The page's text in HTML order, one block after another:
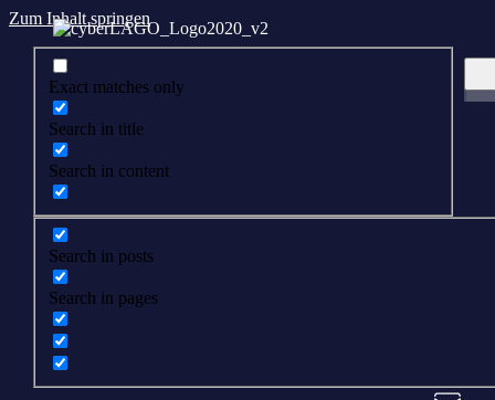
Zum Inhalt springen
Exact matches only
Search in title
Search in content
Search in posts
Search in pages